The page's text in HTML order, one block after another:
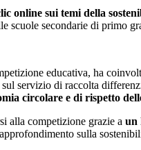
online sui temi della
scuole secondarie di primo
educativa, ha
servizio di raccolta
circolare e di rispetto
alla competizione grazie a un
sulla